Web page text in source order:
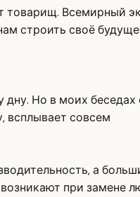
товарищ. Всемирный
строить своё
дну. Но в моих
всплывает совсем
а
при замене